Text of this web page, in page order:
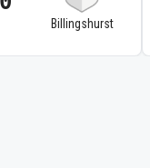
Billingshurst